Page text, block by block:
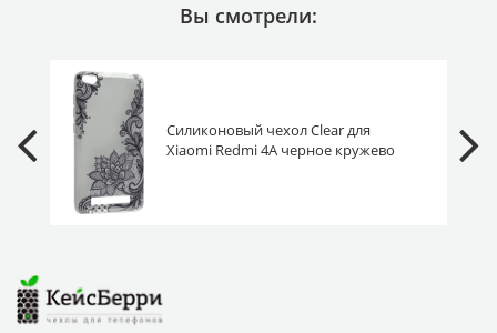
Вы смотрели:
Силиконовый чехол Clear для
Xiaomi Redmi 4A черное кружево